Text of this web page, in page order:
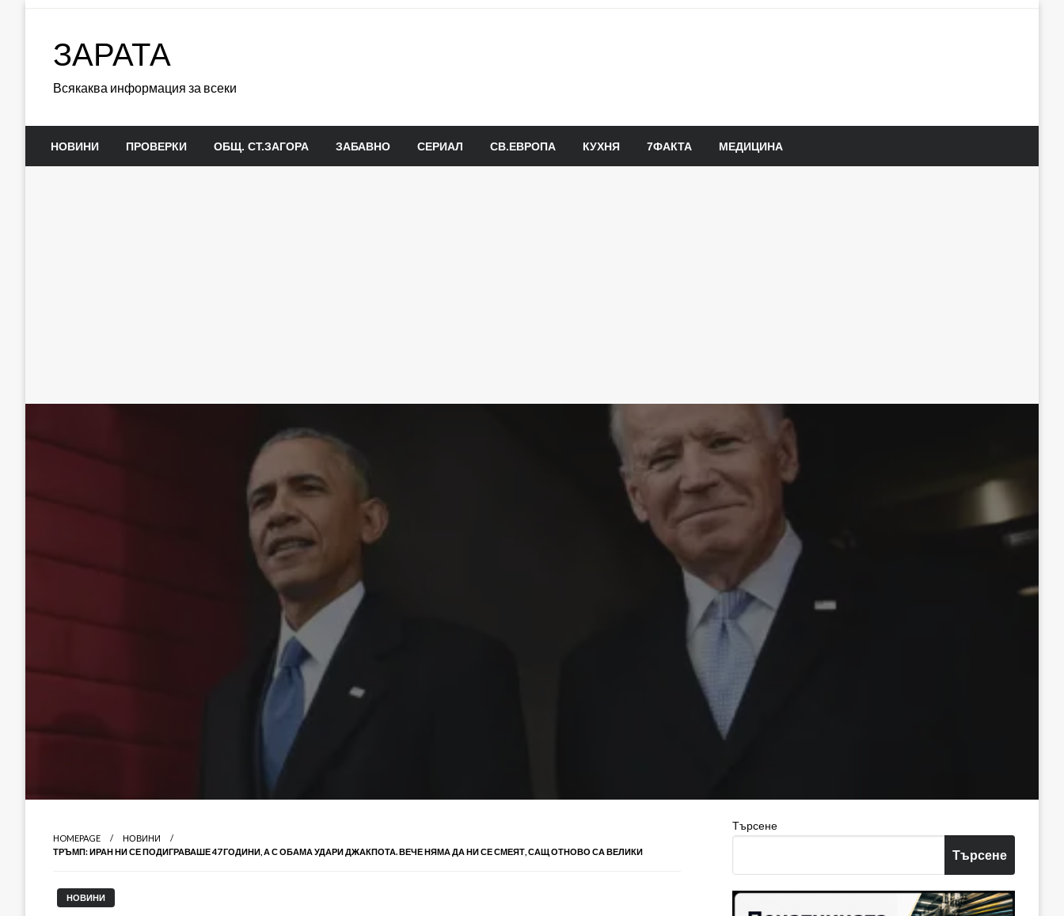
ЗАРАТА
Всякаква информация за всеки
НОВИНИ ПРОВЕРКИ ОБЩ. СТ.ЗАГОРА ЗАБАВНО СЕРИАЛ СВ.ЕВРОПА КУХНЯ 7ФАКТА МЕДИЦИНА
HOMEPAGE
НОВИНИ
ТРЪМП: ИРАН НИ СЕ ПОДИГРАВАШЕ 47 ГОДИНИ, А С ОБАМА УДАРИ ДЖАКПОТА. ВЕЧЕ НЯМА ДА НИ СЕ СМЕЯТ, САЩ ОТНОВО СА ВЕЛИКИ
НОВИНИ
Търсене
Търсене